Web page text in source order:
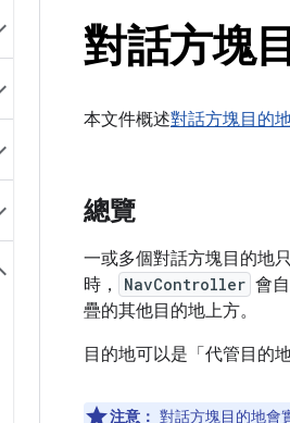
對話方塊
本文件概述對話方塊目的
總覽
一或多個對話方塊目的地
時，
NavController 會
疊的其他目的地上方。
目的地可以是「代管目的地
注意： 對話方塊目的地會